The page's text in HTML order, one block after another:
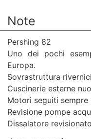
Note
Pershing 82
Uno dei pochi
Europa.
Sovrastruttura
Cuscinerie esterne
Motori seguiti
Revisione pompe
Dissalatore